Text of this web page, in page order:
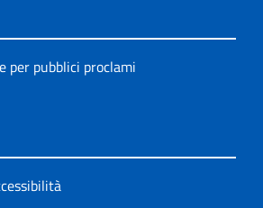
per pubblici proclami